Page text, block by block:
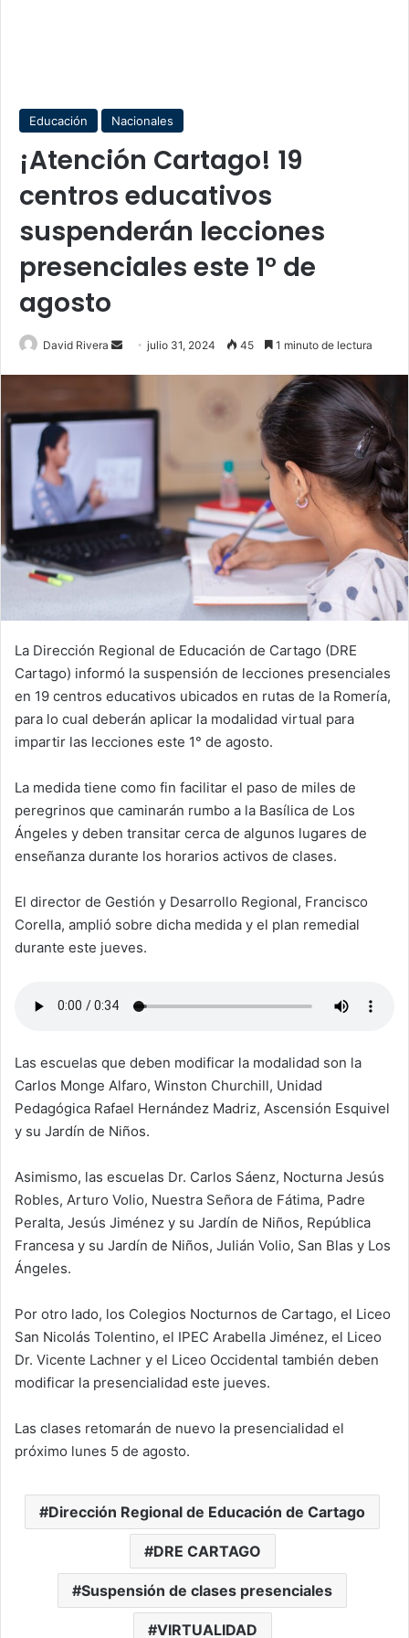
Educación Nacionales
¡Atención Cartago! 19
centros educativos
suspenderán lecciones
presenciales este 1° de
agosto
David Rivera
Sendjulio 31, 2024 45 1 minuto de lectura
La Dirección Regional de Educación de Cartago (DRE
Cartago) informó la suspensión de lecciones presenciales
en 19 centros educativos ubicados en rutas de la Romería,
para lo cual deberán aplicar la modalidad virtual para
impartir las lecciones este 1° de agosto.
La medida tiene como fin facilitar el paso de miles de
peregrinos que caminarán rumbo a la Basílica de Los
Ángeles y deben transitar cerca de algunos lugares de
enseñanza durante los horarios activos de clases.
El director de Gestión y Desarrollo Regional, Francisco
Corella, amplió sobre dicha medida y el plan remedial
durante este jueves.
Las escuelas que deben modificar la modalidad son la
Carlos Monge Alfaro, Winston Churchill, Unidad
Pedagógica Rafael Hernández Madriz, Ascensión Esquivel
y su Jardín de Niños.
Asimismo, las escuelas Dr. Carlos Sáenz, Nocturna Jesús
Robles, Arturo Volio, Nuestra Señora de Fátima, Padre
Peralta, Jesús Jiménez y su Jardín de Niños, República
Francesa y su Jardín de Niños, Julián Volio, San Blas y Los
Ángeles.
Por otro lado, los Colegios Nocturnos de Cartago, el Liceo
San Nicolás Tolentino, el IPEC Arabella Jiménez, el Liceo
Dr. Vicente Lachner y el Liceo Occidental también deben
modificar la presencialidad este jueves.
Las clases retomarán de nuevo la presencialidad el
próximo lunes 5 de agosto.
Dirección Regional de Educación de Cartago
DRE CARTAGO
Suspensión de clases presenciales
VIRTUALIDAD